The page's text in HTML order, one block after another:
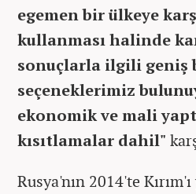
egemen bir ülkeye
kullanması halinde
sonuçlarla ilgili geniş
seçeneklerimiz
ekonomik ve mali
kısıtlamalar dahil"
Rusya'nın 2014'te Kırım'ı